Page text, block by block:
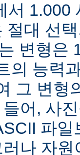
서 1.000
절대 선
변형은
의 능력
그 변형
어, 사
파
나 자